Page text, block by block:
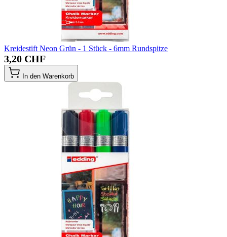
Kreidestift Neon Grün - 1 Stück - 6mm Rundspitze
3,20 CHF
In den Warenkorb